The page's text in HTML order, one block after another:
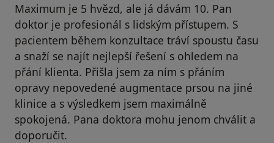
Maximum je 5 hvězd, ale já dávám 10. Pan
doktor je profesionál s lidským přístupem. S
pacientem během konzultace tráví spoustu času
a snaží se najít nejlepší řešení s ohledem na
přání klienta. Přišla jsem za ním s přáním
opravy nepovedené augmentace prsou na jiné
klinice a s výsledkem jsem maximálně
spokojená. Pana doktora mohu jenom chválit a
doporučit.